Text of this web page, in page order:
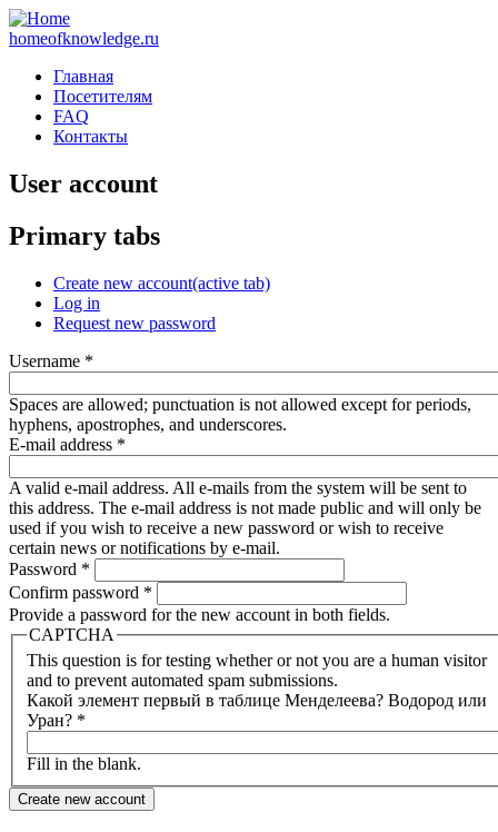
homeofknowledge.ru
Главная
Посетителям
FAQ
Контакты
User account
Primary tabs
Create new account(active tab)
Log in
Request new password
Username *
Spaces are allowed; punctuation is not allowed except for periods,
hyphens, apostrophes, and underscores.
E-mail address *
A valid e-mail address. All e-mails from the system will be sent to
this address. The e-mail address is not made public and will only be
used if you wish to receive a new password or wish to receive
certain news or notifications by e-mail.
Password *
Confirm password *
Provide a password for the new account in both fields.
CAPTCHA
This question is for testing whether or not you are a human visitor
and to prevent automated spam submissions.
Какой элемент первый в таблице Менделеева? Водород или
Уран? *
Fill in the blank.